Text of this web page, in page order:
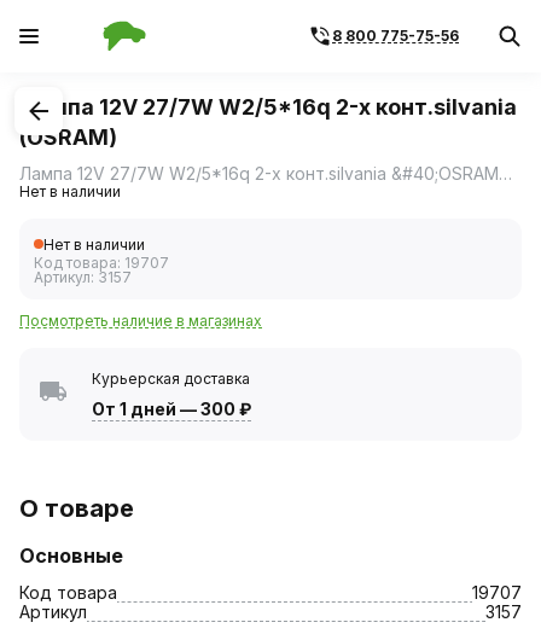
8 800 775-75-56
1/1
Лампа 12V 27/7W W2/5*16q 2-х конт.silvania
(OSRAM)
Лампа 12V 27/7W W2/5*16q 2-х конт.silvania &#40;OSRAM&#41;
Нет в наличии
Нет в наличии
Код товара: 19707
Артикул: 3157
Посмотреть наличие в магазинах
Курьерская доставка
От 1 дней —300 ₽
О товаре
Основные
Код товара
19707
Артикул
3157